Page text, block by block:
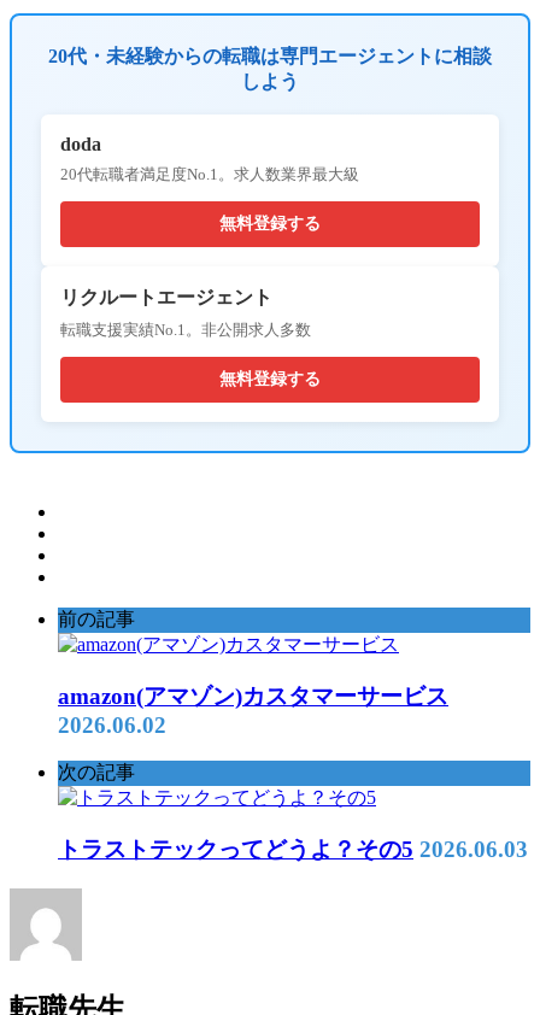
20代・未経験からの転職は専門エージェントに相談
しよう
doda
20代転職者満足度No.1。求人数業界最大級
無料登録する
リクルートエージェント
転職支援実績No.1。非公開求人多数
無料登録する
前の記事
amazon(アマゾン)カスタマーサービス
2026.06.02
次の記事
トラストテックってどうよ？その5 2026.06.03
転職先生